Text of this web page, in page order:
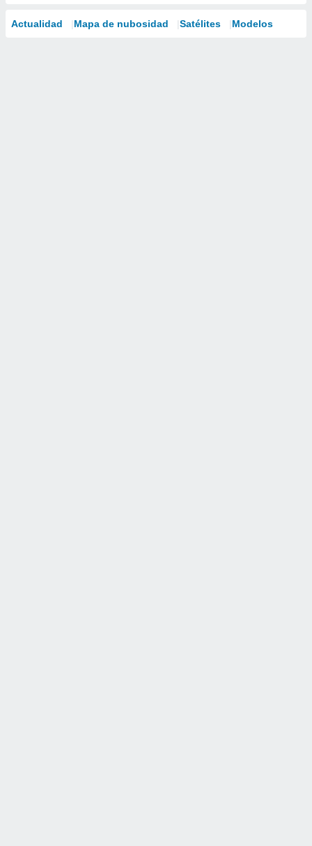
Actualidad Mapa de nubosidad Satélites Modelos